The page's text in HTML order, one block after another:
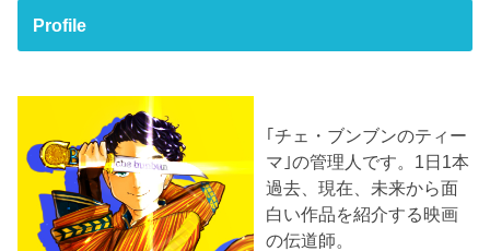
Profile
｢チェ・ブンブンのティー
マ｣の管理人です。1日1本
過去、現在、未来から面
白い作品を紹介する映画
の伝道師。